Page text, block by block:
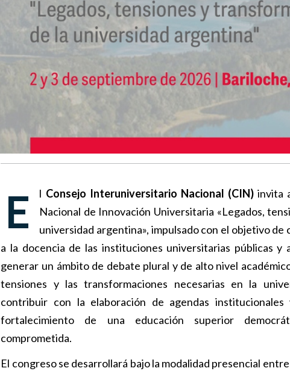
El Consejo Interuniversitario Nacional (CIN) invita
Nacional de Innovación Universitaria «Legados,
universidad argentina», impulsado con el objetivo de
a la docencia de las instituciones universitarias públicas y
generar un ámbito de debate plural y de alto nivel
tensiones y las transformaciones necesarias en la
contribuir con la elaboración de agendas
fortalecimiento de una educación superior
comprometida.
El congreso se desarrollará bajo la modalidad presencial